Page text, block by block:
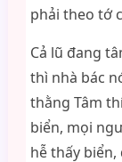
phải theo tớ
Cả lũ đang
thì nhà bác
thằng Tâm
biển, mọi
hễ thấy